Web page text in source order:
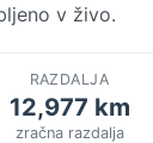
v živo.
RAZDALJA
12,977 km
zračna razdalja